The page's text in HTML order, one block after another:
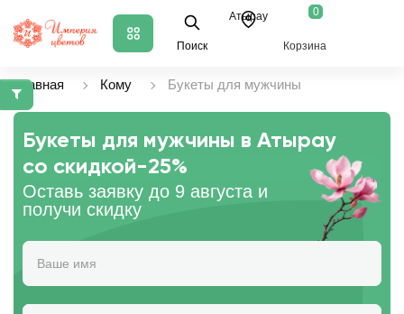
Поиск
Атырау 0
Корзина
Главная Кому Букеты для мужчины
Букеты для мужчины в Атырау
со скидкой-25%
Оставь заявку до 9 августа и
получи скидку